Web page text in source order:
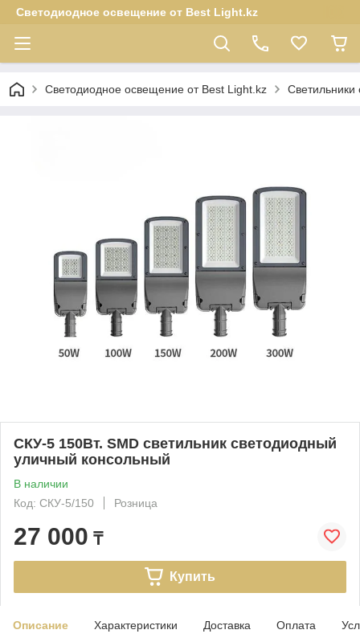
Светодиодное освещение от Best Light.kz
Светодиодное освещение от Best Light.kz
СКУ-5 150Вт. SMD светильник светодиодный
уличный консольный
В наличии
Код: СКУ-5/150
Розница
27 000 ₸
Купить
Описание Характеристики Доставка Оплата